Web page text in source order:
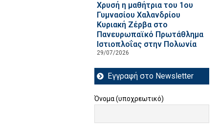
Χρυσή η μαθήτρια του 1ου
Γυμνασίου Χαλανδρίου
Κυριακή Ζέρβα στο
Πανευρωπαϊκό Πρωτάθλημα
Ιστιοπλοΐας στην Πολωνία
29/07/2026
Εγγραφή στο Newsletter
Όνομα (υποχρεωτικό)